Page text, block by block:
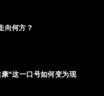
向何方？
”这一口号如何变为现